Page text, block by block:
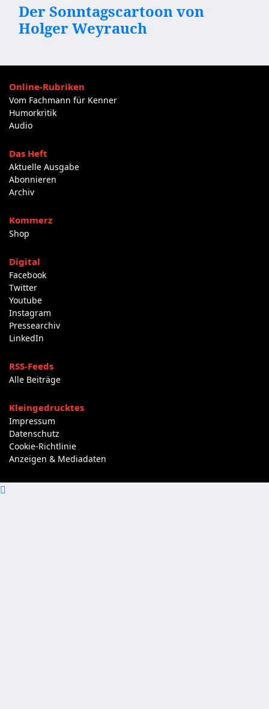
Der Sonntagscartoon von
Holger Weyrauch
Online-Rubriken
Vom Fachmann für Kenner
Humorkritik
Audio
Das Heft
Aktuelle Ausgabe
Abonnieren
Archiv
Kommerz
Shop
Digital
Facebook
Twitter
Youtube
Instagram
Pressearchiv
LinkedIn
RSS-Feeds
Alle Beiträge
Kleingedrucktes
Impressum
Datenschutz
Cookie-Richtlinie
Anzeigen & Mediadaten